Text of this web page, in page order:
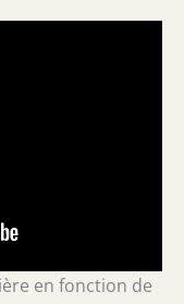
en fonction de